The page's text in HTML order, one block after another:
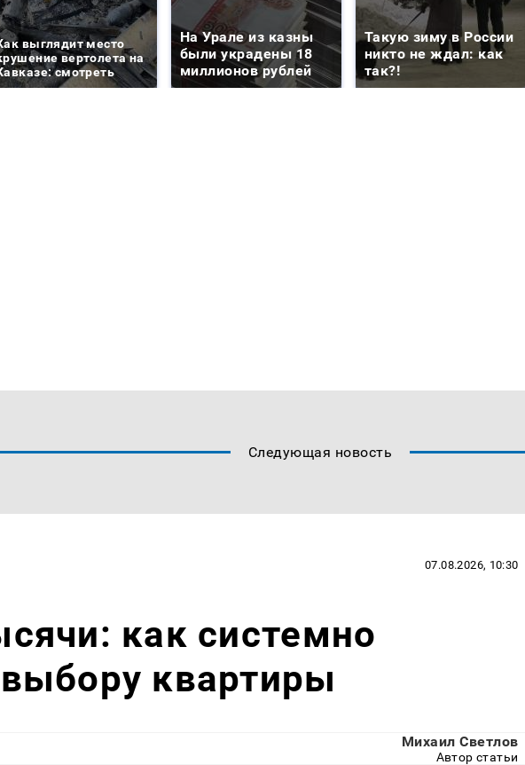
выглядит место
вертолета на
смотреть
На Урале из казны
были украдены 18
миллионов рублей
Такую зиму в России
никто не ждал: как
так?!
Следующая новость
07.08.2026, 10:30
как системно
квартиры
Михаил Светлов
Автор статьи